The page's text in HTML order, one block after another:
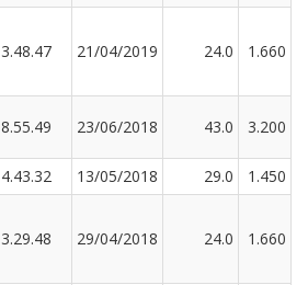
3.48.47 21/04/2019 24.0 1.660
8.55.49 23/06/2018 43.0 3.200
4.43.32 13/05/2018 29.0
1.450
3.29.48 29/04/2018 24.0 1.660